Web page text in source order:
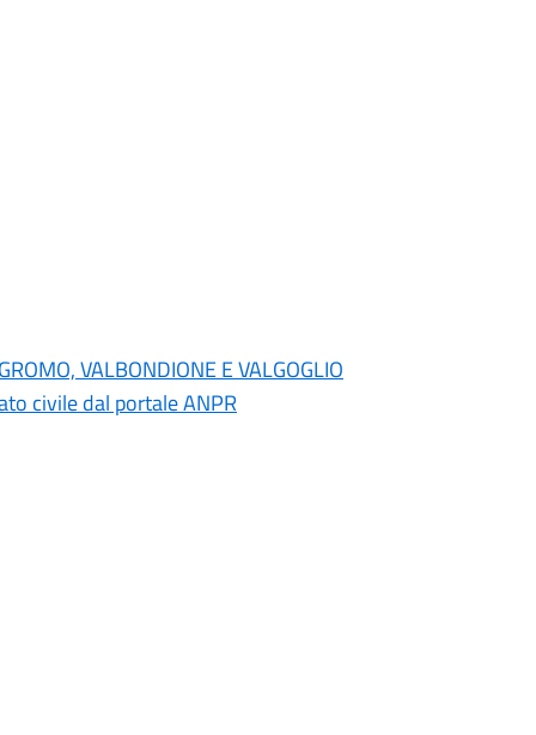
VALBONDIONE E VALGOGLIO
civile dal portale ANPR